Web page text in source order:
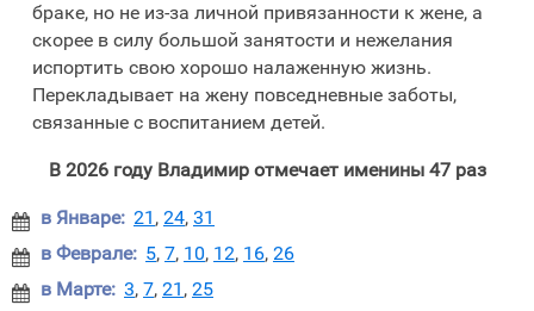
браке, но не из-за личной привязанности к жене, а
скорее в силу большой занятости и нежелания
испортить свою хорошо налаженную жизнь.
Перекладывает на жену повседневные заботы,
связанные с воспитанием детей.
В 2026 году Владимир отмечает именины 47 раз
 в Январе: 21 , 24, 31
 в Феврале: 5, 7, 10, 12, 16, 26
 в Марте: 3, 7, 21 , 25